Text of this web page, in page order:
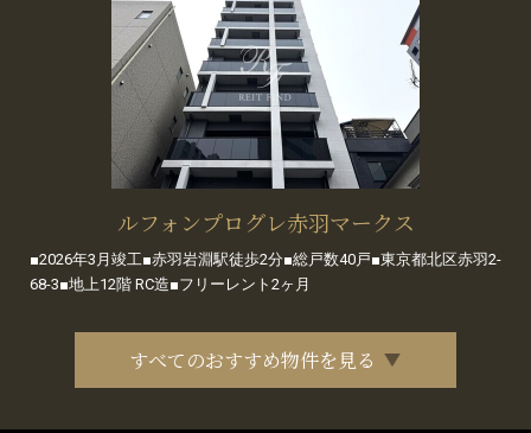
ルフォンプログレ赤羽マークス
■2026年3月竣工■赤羽岩淵駅徒歩2分■総戸数40戸■東京都北区赤羽2-
68-3■地上12階 RC造■フリーレント2ヶ月
すべてのおすすめ物件を見る